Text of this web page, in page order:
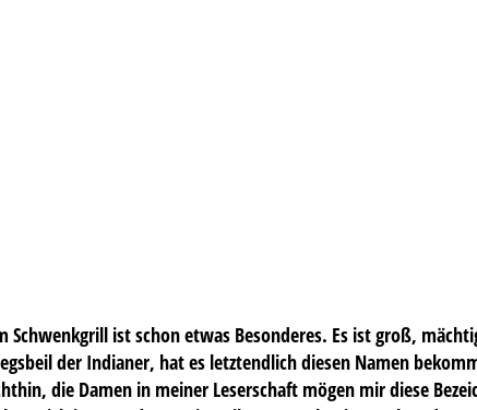
Schwenkgrill ist schon etwas Besonderes. Es ist groß,
der Indianer, hat es letztendlich diesen Namen
die Damen in meiner Leserschaft mögen mir diese